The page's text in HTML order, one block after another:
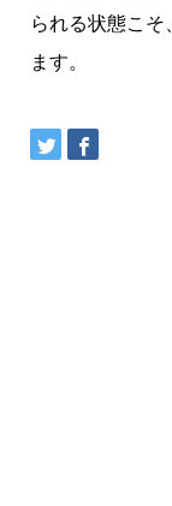
られる状態こ
ます。